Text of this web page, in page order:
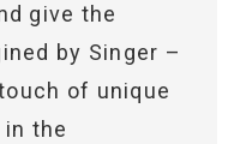
give the
by Singer –
of unique
the